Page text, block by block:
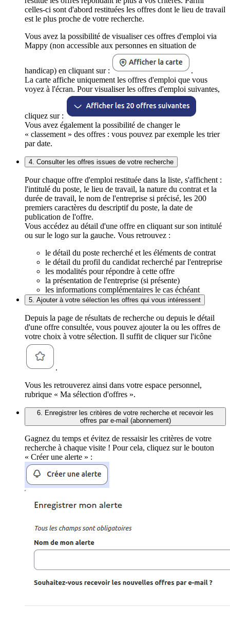
celles-ci sont d'abord restituées les offres dont le lieu de travail
est le plus proche de votre recherche.
Vous avez la possibilité de visualiser ces offres d'emploi via
Mappy (non accessible aux personnes en situation de
handicap) en cliquant sur :
.
La carte affiche uniquement les offres d'emploi que vous
voyez à l'écran. Pour visualiser les offres d'emploi suivantes,
cliquez sur :
Vous avez également la possibilité de changer le
« classement » des offres : vous pouvez par exemple les trier
par date.
4. Consulter les offres issues de votre recherche
Pour chaque offre d'emploi restituée dans la liste, s'affichent :
l'intitulé du poste, le lieu de travail, la nature du contrat et la
durée de travail, le nom de l'entreprise si précisé, les 200
premiers caractères du descriptif du poste, la date de
publication de l'offre.
Vous accédez au détail d'une offre en cliquant sur son intitulé
ou sur le logo sur la gauche. Vous retrouvez :
le détail du poste recherché et les éléments de contrat
le détail du profil du candidat recherché par l'entreprise
les modalités pour répondre à cette offre
la présentation de l'entreprise (si présente)
les informations complémentaires le cas échéant
5. Ajouter à votre sélection les offres qui vous intéressent
Depuis la page de résultats de recherche ou depuis le détail
d'une offre consultée, vous pouvez ajouter la ou les offres de
votre choix à votre sélection. Il suffit de cliquer sur l'icône
.
Vous les retrouverez ainsi dans votre espace personnel,
rubrique « Ma sélection d'offres ».
6. Enregistrer les critères de votre recherche et recevoir les
offres par e-mail (abonnement)
Gagnez du temps et évitez de ressaisir les critères de votre
recherche à chaque visite ! Pour cela, cliquez sur le bouton
« Créer une alerte » :